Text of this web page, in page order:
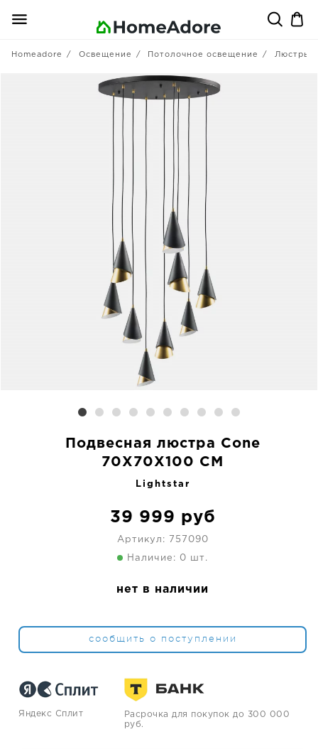
Homeadore Освещение Потолочное освещение Люстры
Подвесная люстра Cone
70X70X100 CM
Lightstar
39 999 руб
Артикул: 757090
Наличие: 0 шт.
нет в наличии
сообщить о поступлении
Яндекс Сплит
Расрочка для покупок до 300 000
руб.